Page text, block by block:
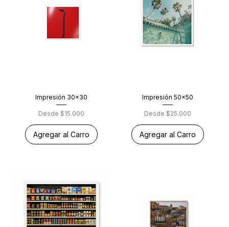
Impresión 30x30
Desde $15.000
Precio de oferta
Agregar al Carro
Impresión 50x50
Desde $25.000
Precio de oferta
Agregar al Carro